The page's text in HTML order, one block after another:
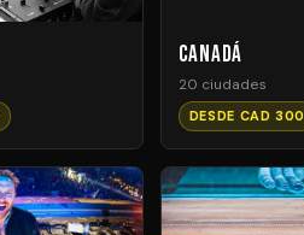
Canadá
20 ciudades
DESDE CAD 300